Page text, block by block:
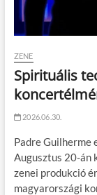
ZENE
Spirituális
2026.06.30.
Padre Guilherme
Augusztus 20-án
zenei produkció
magyarországi